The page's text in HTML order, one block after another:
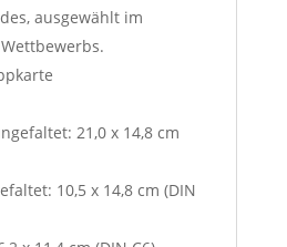
ausgewählt im
21,0 x 14,8 cm
10,5 x 14,8 cm (DIN